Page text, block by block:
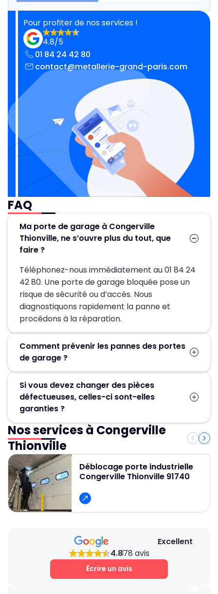
Pour profiter de nos services !
4.8/5
01 84 24 42 80
contact@metallerie-grand-paris.com
FAQ
Ma porte de garage à Congerville
Thionville, ne s’ouvre plus du tout, que
faire ?
Téléphonez-nous immédiatement au 01 84 24
42 80. Une porte de garage bloquée pose un
risque de sécurité ou d’accès. Nous
diagnostiquons rapidement la panne et
procédons à la réparation.
Comment prévenir les pannes des portes
de garage ?
pannes de votre porte de garage. Il vous suffit
de nettoyer les différentes parties du portail
avec un chiffon imbibé d’eau savonneuse, puis
de bien les sécher. Évitez toutefois les
nettoyeurs haute pression, qui pourraient
endommager votre équipement.
Si vous devez changer des pièces
défectueuses, celles-ci sont-elles
garanties ?
Oui, toutes nos pièces de rechange sont
couvertes par une garantie constructeur. Lors
de nos interventions, 80 % des pièces les plus
courantes sont déjà disponibles dans notre
camion, ce qui nous permet d’assurer un
dépannage rapide et efficace.
Nos services à Congerville
Thionville
Déblocage porte industrielle
Congerville Thionville 91740
Excellent
4.878 avis
Écrire un avis